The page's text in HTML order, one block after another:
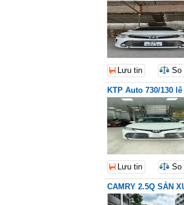
Lưu tin So
KTP Auto 730/130
Lưu tin So
CAMRY 2.5Q SẢN